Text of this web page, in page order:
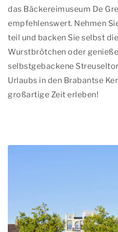
das Bäckereimuseum De
empfehlenswert. Nehmen
teil und backen Sie selbst
Wurstbrötchen oder
selbstgebackene
Urlaubs in den Brabantse
großartige Zeit erleben!